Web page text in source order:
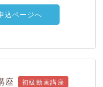
込ページへ
座 初級動画講座